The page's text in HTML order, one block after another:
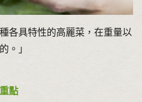
各具特性的高麗菜，在重量以
。」
點